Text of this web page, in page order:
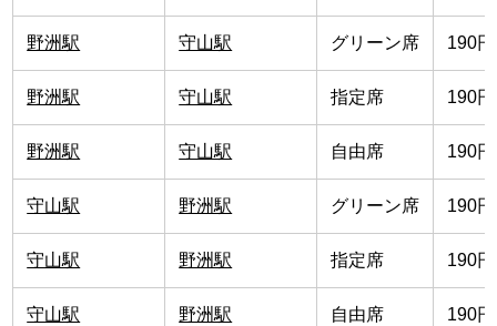
野洲駅 守山駅 グリーン席 190円
野洲駅 守山駅 指定席 190円
野洲駅 守山駅 自由席 190円
守山駅 野洲駅 グリーン席 190円
守山駅 野洲駅 指定席 190円
守山駅 野洲駅 自由席 190円